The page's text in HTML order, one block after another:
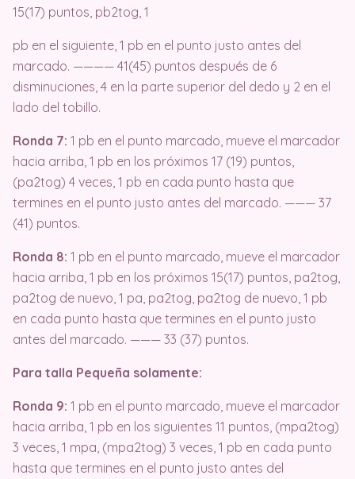
15(17) puntos, pb2tog, 1
pb en el siguiente, 1 pb en el punto justo antes del
marcado. ———— 41(45) puntos después de 6
disminuciones, 4 en la parte superior del dedo y 2 en el
lado del tobillo.
Ronda 7: 1 pb en el punto marcado, mueve el marcador
hacia arriba, 1 pb en los próximos 17 (19) puntos,
(pa2tog) 4 veces, 1 pb en cada punto hasta que
termines en el punto justo antes del marcado. ——— 37
(41) puntos.
Ronda 8: 1 pb en el punto marcado, mueve el marcador
hacia arriba, 1 pb en los próximos 15(17) puntos, pa2tog,
pa2tog de nuevo, 1 pa, pa2tog, pa2tog de nuevo, 1 pb
en cada punto hasta que termines en el punto justo
antes del marcado. ——— 33 (37) puntos.
Para talla Pequeña solamente:
Ronda 9: 1 pb en el punto marcado, mueve el marcador
hacia arriba, 1 pb en los siguientes 11 puntos, (mpa2tog)
3 veces, 1 mpa, (mpa2tog) 3 veces, 1 pb en cada punto
hasta que termines en el punto justo antes del